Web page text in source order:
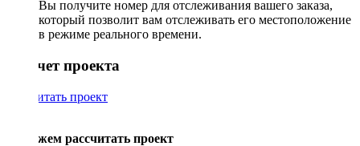
Вы получите номер для отслеживания вашего заказа,
который позволит вам отслеживать его местоположение
в режиме реального времени.
Рассчет проекта
Рассчитать проект
Поможем рассчитать проект